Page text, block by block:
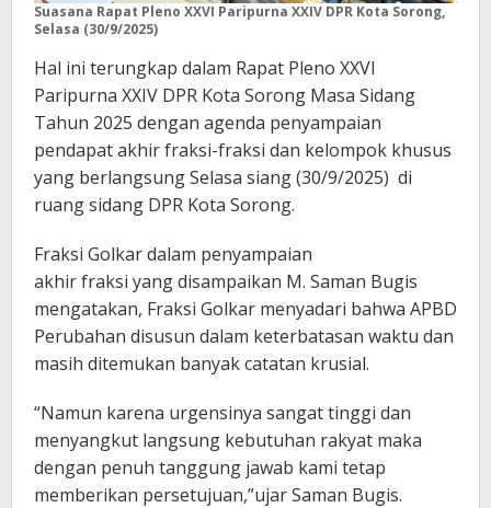
Suasana Rapat Pleno XXVI Paripurna XXIV DPR Kota Sorong,
Selasa (30/9/2025)
Hal ini terungkap dalam Rapat Pleno XXVI
Paripurna XXIV DPR Kota Sorong Masa Sidang
Tahun 2025 dengan agenda penyampaian
pendapat akhir fraksi-fraksi dan kelompok khusus
yang berlangsung Selasa siang (30/9/2025) di
ruang sidang DPR Kota Sorong.
Fraksi Golkar dalam penyampaian
akhir fraksi yang disampaikan M. Saman Bugis
mengatakan, Fraksi Golkar menyadari bahwa APBD
Perubahan disusun dalam keterbatasan waktu dan
masih ditemukan banyak catatan krusial.
“Namun karena urgensinya sangat tinggi dan
menyangkut langsung kebutuhan rakyat maka
dengan penuh tanggung jawab kami tetap
memberikan persetujuan,”ujar Saman Bugis.